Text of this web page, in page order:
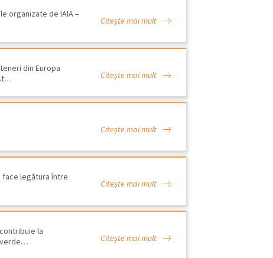
Acord de preluare ape uzate -
Romania
organizate de IAIA –
Citește mai mult
din Europa
Citește mai mult
Citește mai mult
face legătura între
Citește mai mult
la
verde…
Citește mai mult